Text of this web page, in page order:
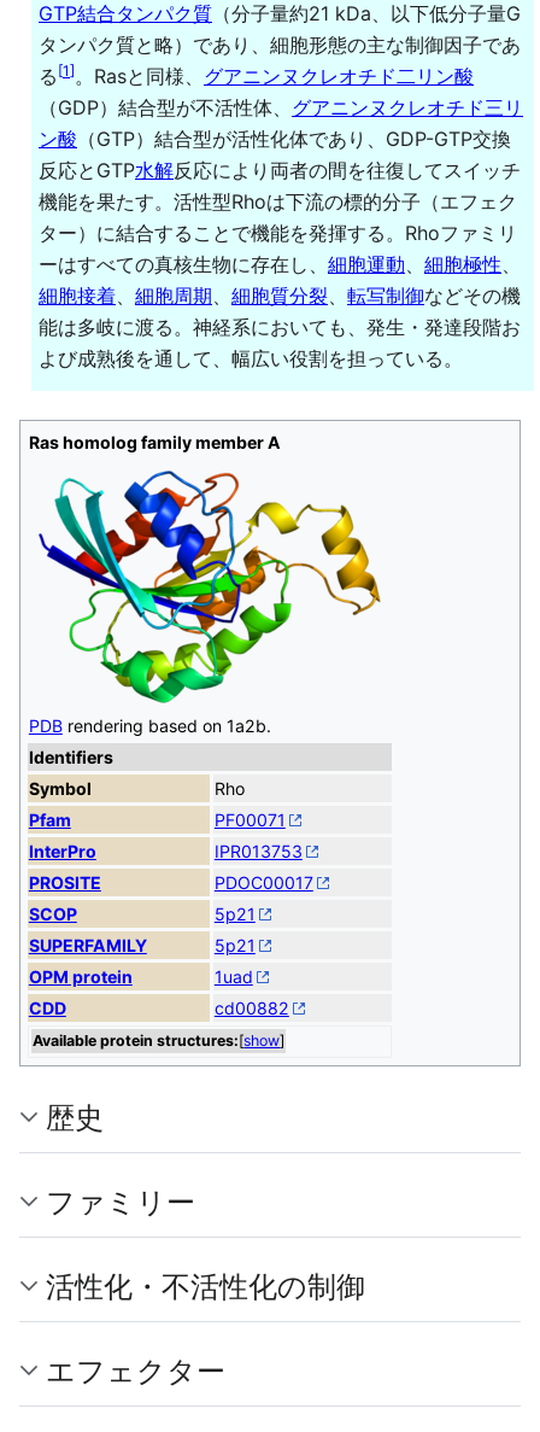
GTP結合タンパク質 （分子量約21 kDa、以下低分子量G
タンパク質と略）であり、細胞形態の主な制御因子であ
る [1]。Rasと同様、 グアニンヌクレオチド二リン酸
（GDP）結合型が不活性体、 グアニンヌクレオチド三リ
ン酸 （GTP）結合型が活性化体であり、GDP-GTP交換
反応とGTP水解反応により両者の間を往復してスイッチ
機能を果たす。活性型Rhoは下流の標的分子（エフェク
ター）に結合することで機能を発揮する。Rhoファミリ
ーはすべての真核生物に存在し、 細胞運動、 細胞極性、
細胞接着、 細胞周期、 細胞質分裂、 転写制御などその機
能は多岐に渡る。神経系においても、発生・発達段階お
よび成熟後を通して、幅広い役割を担っている。
Ras homolog family member A
PDBrendering based on 1a2b.
Identifiers
Symbol
Rho
Pfam
PF00071
InterPro
IPR013753
PROSITE
PDOC00017
SCOP
5p21
SUPERFAMILY
5p21
OPM protein
1uad
CDD
cd00882
[show]
Available protein structures:
歴史
ファミリー
活性化・不活性化の制御
エフェクター